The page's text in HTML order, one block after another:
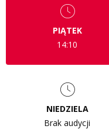
PIĄTEK
14:10
NIEDZIELA
Brak audycji